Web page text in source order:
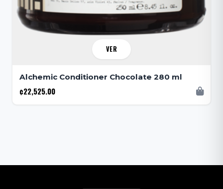
VER
Alchemic Conditioner Chocolate 280 ml
¢22,525.00